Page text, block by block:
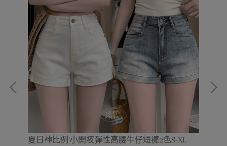
夏日神比例'小開衩彈性高腰牛仔短褲2色S-XL